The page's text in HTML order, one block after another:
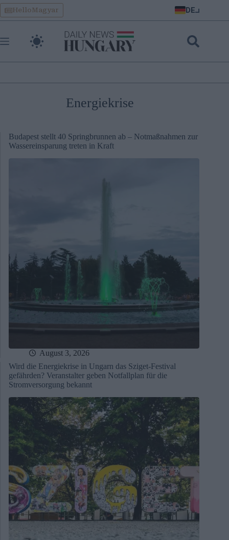
Skip
to
content
HelloMagyar DE
Energiekrise
Budapest stellt 40 Springbrunnen ab – Notmaßnahmen zur
Wassereinsparung treten in Kraft
August 3, 2026
Wird die Energiekrise in Ungarn das Sziget-Festival
gefährden? Veranstalter geben Notfallplan für die
Stromversorgung bekannt